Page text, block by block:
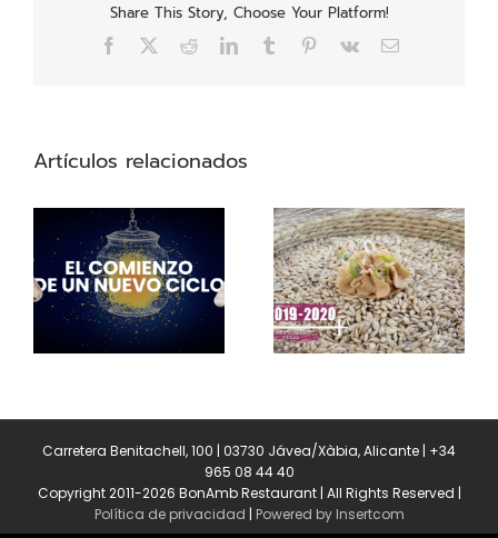
Share This Story, Choose Your Platform!
Facebook RedditLinkedInTumblr Pinterest
Vk
Correo
Artículos relacionados
2019-2020:
Calentados por tres
Soles
Carretera Benitachell, 100 | 03730 Jávea/Xàbia, Alicante | +34
965 08 44 40
Copyright 2011-2026 BonAmb Restaurant | All Rights Reserved |
Política de privacidad | Powered by Insertcom